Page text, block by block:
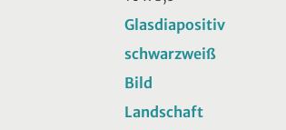
Glasdiapositiv
schwarzweiß
Bild
Landschaft